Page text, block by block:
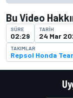
Bu Video
SÜRE
02:29
TARIH
24 Mar
TAKIMLAR
Repsol Honda